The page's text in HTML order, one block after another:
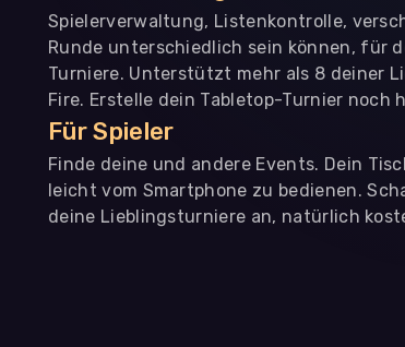
Spielerverwaltung, Listenkontrolle,
Runde unterschiedlich sein können, für
Turniere. Unterstützt mehr als 8 deiner
Fire. Erstelle dein Tabletop-Turnier
Für Spieler
Finde deine und andere Events. Dein
leicht vom Smartphone zu bedienen.
deine Lieblingsturniere an, natürlich